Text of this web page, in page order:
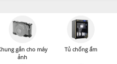
gắn cho máy
ảnh
Tủ chống ẩm